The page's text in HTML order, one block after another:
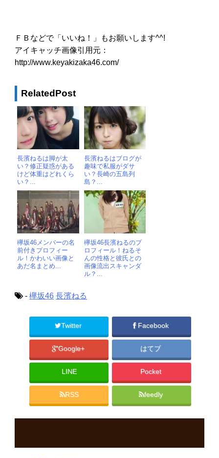
ＦＢなどで「いいね！」もお願いします^^!
アイキャッチ画像引用元：
http://www.keyakizaka46.com/
RelatedPost
長濱ねるは脚が太
い？修正疑惑がある
けど体重はどれくら
い？...
長濱ねるはブログが
趣味で私服がダサ
い？長崎の五島列
島？...
欅坂46メンバーの名
前付きプロフィー
ル！かわいい画像と
あだ名まとめ...
欅坂46長濱ねるのプ
ロフィール！ねるそ
んの性格と彼氏との
画像流出スキャンダ
ル？...
- 欅坂46 長濱ねる
Twitter Facebook
Google+ はてブ
LINE Pocket
RSS feedly